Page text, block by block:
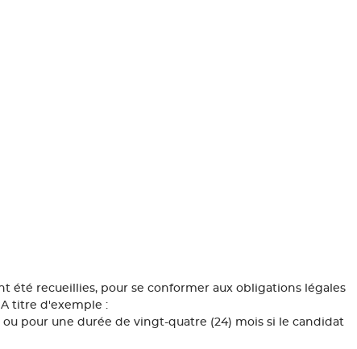
été recueillies, pour se conformer aux obligations légales
titre d'exemple :
pour une durée de vingt-quatre (24) mois si le candidat